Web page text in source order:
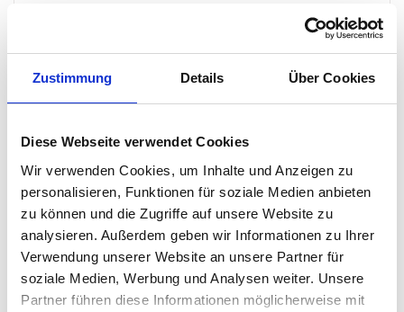
Zustimmung Details Über Cookies
Diese Webseite verwendet Cookies
Wir verwenden Cookies, um Inhalte und Anzeigen zu
personalisieren, Funktionen für soziale Medien anbieten
zu können und die Zugriffe auf unsere Website zu
analysieren. Außerdem geben wir Informationen zu Ihrer
Verwendung unserer Website an unsere Partner für
soziale Medien, Werbung und Analysen weiter. Unsere
Partner führen diese Informationen möglicherweise mit
Verbinden Sie den Weindekantiere und die Flasche und drehen
Sie sie um. Servieren Sie den Wein in der eleganten Karaffe
seine Flasche und Sie können diese auf den Tisch stellen. Der
New Norm Wine Breather entwickelt und vollendet den Wein,
als wäre er mehrere Monate lang gelagert worden - und das in
zwei Minuten!
Details